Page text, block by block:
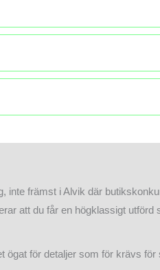
inte främst i Alvik där
att du får en högklassigt utförd
ögat för detaljer som för krävs för